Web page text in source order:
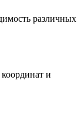
различных
и